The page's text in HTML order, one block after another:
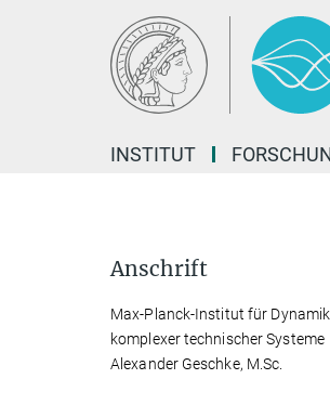
INSTITUT
Anschrift
Max-Planck-Institut für Dynamik
komplexer technischer Systeme
Alexander Geschke, M.Sc.